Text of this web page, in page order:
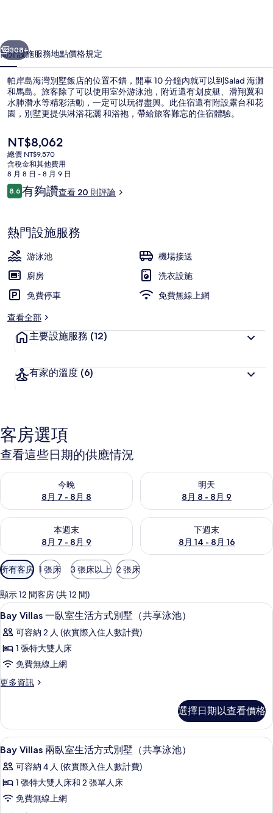
飯
店
的
相
集
個 下一個
308+
簡介設施服務地點價格規定
帕岸島海灣別墅飯店的位置不錯，開車 10 分鐘內就可以到Salad 海灘
和馬島。旅客除了可以使用室外游泳池，附近還有划皮艇、滑翔翼和
水肺潛水等精彩活動，一定可以玩得盡興。此住宿還有附設露台和花
園，別墅更提供淋浴花灑 和浴袍，帶給旅客難忘的住宿體驗。
目
前
的
價
格
是
NT$8,062
總價 NT$9,570
含稅金和其他費用
8 月 8 日 - 8 月 9 日
評
論
8.68.6 分，滿分 10 分，
有夠讚查看 20 則評論
熱門設施服務
游泳池
機場接送
廚房
洗衣設施
免費停車
免費無線上網
查看全部
主要設施服務 (12)
有家的溫度 (6)
客房選項
查看這些日期的供應情況
今晚
8月 7 - 8月 8
查看今晚 (8月 7 - 8月 8) 的供應情況
明天
8月 8 - 8月 9
查看明天 (8月 8 - 8月 9) 的供
本週末
8月 7 - 8月 9
查看本週末 (8月 7 - 8月 9) 的供應情況
下週末
8月 14 - 8月 16
查看下週末 (8月 14 - 8月 16)
可
用
的
客
房
篩
選
條
所有客房 1 張床 3 張床以上 2 張床
顯示 12 間客房 (共 12 間)
顯
示
Bay
Villas
一
臥
活
方
式
別
墅
客房內保險箱、遮光布/窗簾、熨斗/
9
Bay Villas 一臥室生活方式別墅（共享泳池）
可容納 2 人 (依實際入住人數計費)
1 張特大雙人床
免費無線上網
更多資訊
更
一
臥
室
活
方
別
選擇日期以查看價格
顯
示
Bay
Villas
兩
客房內保險箱、遮光布/窗簾、熨斗/
14
Bay Villas 兩臥室生活方式別墅（共享泳池）
可容納 4 人 (依實際入住人數計費)
1 張特大雙人床和 2 張單人床
免費無線上網